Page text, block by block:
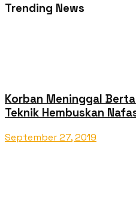
Trending News
Korban Meninggal
Teknik Hembuskan
September 27, 2019